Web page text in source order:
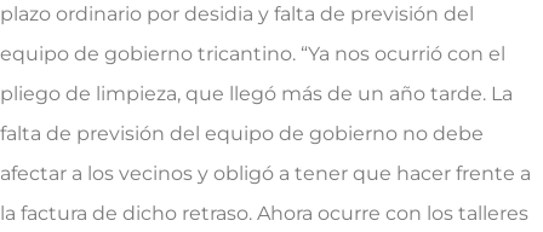
plazo ordinario por desidia y falta de previsión del
equipo de gobierno tricantino. “Ya nos ocurrió con el
pliego de limpieza, que llegó más de un año tarde. La
falta de previsión del equipo de gobierno no debe
afectar a los vecinos y obligó a tener que hacer frente a
la factura de dicho retraso. Ahora ocurre con los talleres